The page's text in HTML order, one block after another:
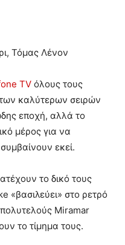
Τόμας Λένον
TV όλους τους
καλύτερων σειρών
εποχή, αλλά το
μέρος για να
εκεί.
το δικό τους
«βασιλεύει» στο ρετρό
Miramar
το τίμημα τους.